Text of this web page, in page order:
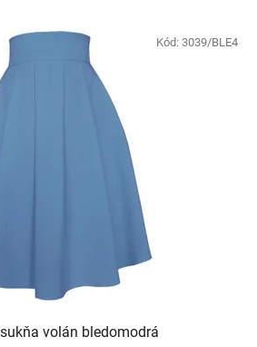
volán bledomodrá
Kód: 3039/BLE4